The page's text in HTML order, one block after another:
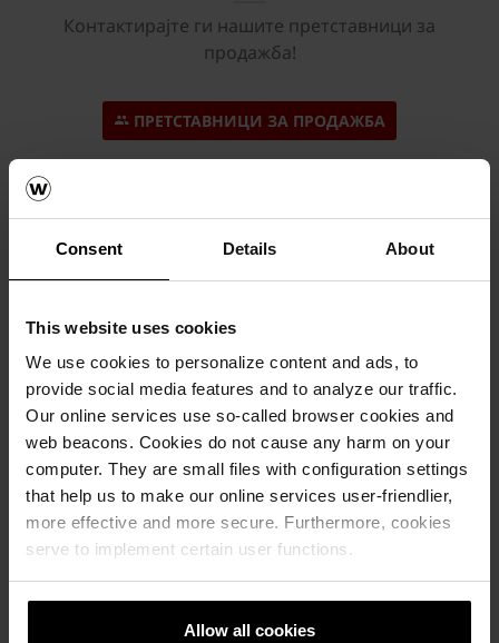
Consent Details About
This website uses cookies
We use cookies to personalize content and ads, to
provide social media features and to analyze our traffic.
Our online services use so-called browser cookies and
web beacons. Cookies do not cause any harm on your
computer. They are small files with configuration settings
that help us to make our online services user-friendlier,
more effective and more secure. Furthermore, cookies
serve to implement certain user functions.
Allow all cookies
Контактирајте ги нашите претставници за
продажба!
ПРЕТСТАВНИЦИ ЗА ПРОДАЖБА
Локации на дистрибутери
ДИСТРИБУТЕРИ
Пријавете се за Newsletter
Не ги пропуштајте најновите вести од нас
ПРИЈАВЕТЕ СЕ ТУКА